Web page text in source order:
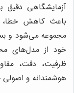
آزمایشگاهی دقیق
باعث کاهش خطا،
مجموعه می‌شود و
خود از مدل‌های
ظرفیت، دقت،
هوشمندانه و اصولی